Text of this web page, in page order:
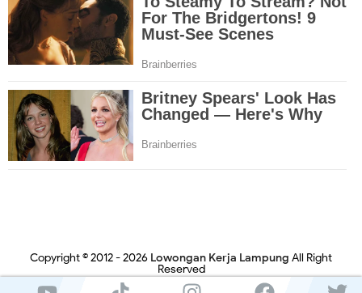
Copyright © 2012 -2026 Lowongan Kerja Lampung All Right
Reserved